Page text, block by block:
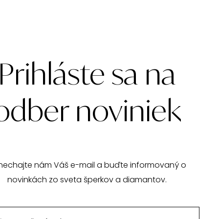
sa na
noviniek
nám Váš e-mail a buďte informovaný o
novinkách zo sveta šperkov a diamantov.